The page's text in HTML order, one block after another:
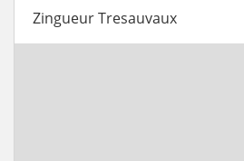
Zingueur Tresauvaux